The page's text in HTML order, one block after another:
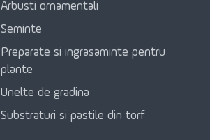
Arbusti ornamentali
Seminte
Preparate si ingrasaminte pentru
plante
Unelte de gradina
Substraturi si pastile din torf